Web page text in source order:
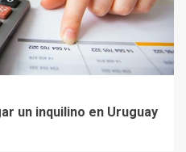
un inquilino en Uruguay